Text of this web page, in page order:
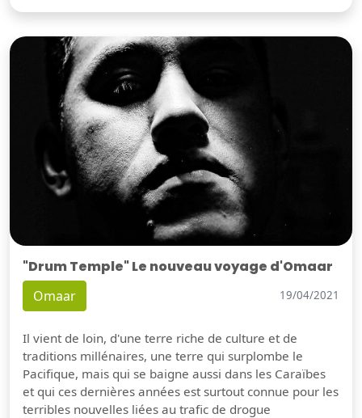
"Drum Temple" Le nouveau voyage d'Omaar
Omaar 19/04/2021
Il vient de loin, d'une terre riche de culture et de
traditions millénaires, une terre qui surplombe le
Pacifique, mais qui se baigne aussi dans les Caraïbes
et qui ces dernières années est surtout connue pour les
terribles nouvelles liées au trafic de drogue